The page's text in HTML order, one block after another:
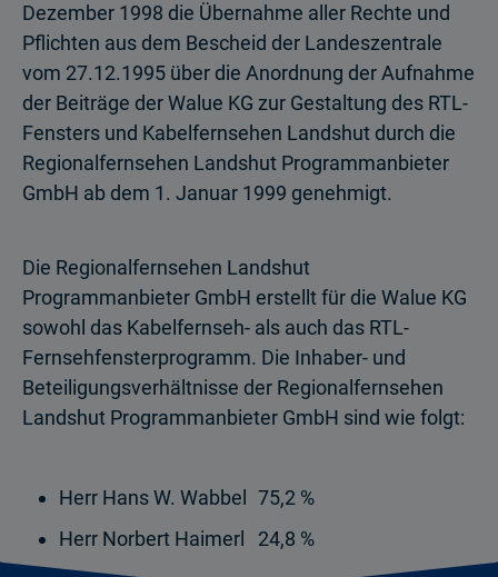
Dezember 1998 die Übernahme aller Rechte und
Pflichten aus dem Bescheid der Landeszentrale
vom 27.12.1995 über die Anordnung der Aufnahme
der Beiträge der Walue KG zur Gestaltung des RTL-
Fensters und Kabelfernsehen Landshut durch die
Regionalfernsehen Landshut Programmanbieter
GmbH ab dem 1. Januar 1999 genehmigt.
Die Regionalfernsehen Landshut
Programmanbieter GmbH erstellt für die Walue KG
sowohl das Kabelfernseh- als auch das RTL-
Fernsehfensterprogramm. Die Inhaber- und
Beteiligungsverhältnisse der Regionalfernsehen
Landshut Programmanbieter GmbH sind wie folgt:
Herr Hans W. Wabbel
75,2 %
Herr Norbert Haimerl
24,8 %